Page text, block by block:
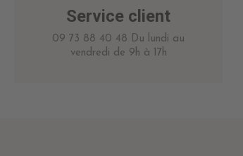
Service client
09 73 88 40 48 Du lundi au
vendredi de 9h à 17h